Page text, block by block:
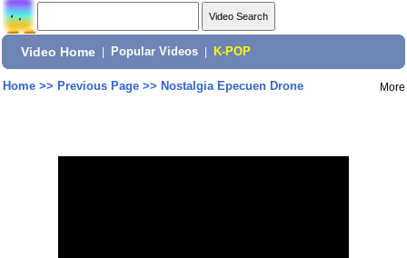
Video Home Popular Videos K-POP
Home>> Previous Page>> Nostalgia Epecuen Drone More